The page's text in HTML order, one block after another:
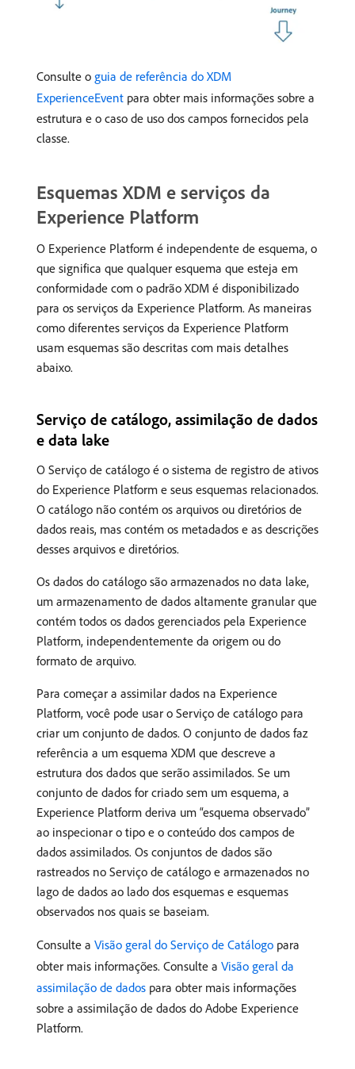
Consulte o guia de referência do XDM
ExperienceEvent para obter mais informações sobre a
estrutura e o caso de uso dos campos fornecidos pela
classe.
Esquemas XDM e serviços da
Experience Platform
O Experience Platform é independente de esquema, o
que significa que qualquer esquema que esteja em
conformidade com o padrão XDM é disponibilizado
para os serviços da Experience Platform. As maneiras
como diferentes serviços da Experience Platform
usam esquemas são descritas com mais detalhes
abaixo.
Serviço de catálogo, assimilação de dados
e data lake
O Serviço de catálogo é o sistema de registro de ativos
do Experience Platform e seus esquemas relacionados.
O catálogo não contém os arquivos ou diretórios de
dados reais, mas contém os metadados e as descrições
desses arquivos e diretórios.
Os dados do catálogo são armazenados no data lake,
um armazenamento de dados altamente granular que
contém todos os dados gerenciados pela Experience
Platform, independentemente da origem ou do
formato de arquivo.
Para começar a assimilar dados na Experience
Platform, você pode usar o Serviço de catálogo para
criar um conjunto de dados. O conjunto de dados faz
referência a um esquema XDM que descreve a
estrutura dos dados que serão assimilados. Se um
conjunto de dados for criado sem um esquema, a
Experience Platform deriva um “esquema observado”
ao inspecionar o tipo e o conteúdo dos campos de
dados assimilados. Os conjuntos de dados são
rastreados no Serviço de catálogo e armazenados no
lago de dados ao lado dos esquemas e esquemas
observados nos quais se baseiam.
Consulte a Visão geral do Serviço de Catálogo para
obter mais informações. Consulte a Visão geral da
assimilação de dados para obter mais informações
sobre a assimilação de dados do Adobe Experience
Platform.